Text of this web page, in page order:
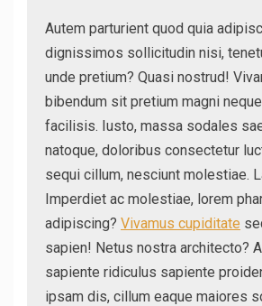
Autem parturient quod quia
dignissimos sollicitudin nisi,
unde pretium? Quasi nostrud!
bibendum sit pretium magni
facilisis. Iusto, massa sodales
natoque, doloribus consectetur
sequi cillum, nesciunt molestiae.
Imperdiet ac molestiae, lorem
adipiscing? Vivamus cupiditate
sapien! Netus nostra architecto?
sapiente ridiculus sapiente
ipsam dis, cillum eaque maiores